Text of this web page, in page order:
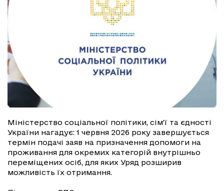
Міністерство соціальної політики, сім’ї та єдності
України нагадує: 1 червня 2026 року завершується
термін подачі заяв на призначення допомоги на
проживання для окремих категорій внутрішньо
переміщених осіб, для яких Уряд розширив
можливість їх отримання.